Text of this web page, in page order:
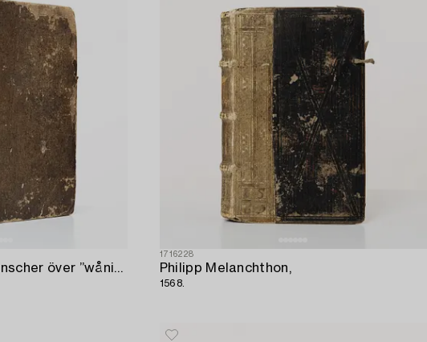
Med 54 graverade planscher över ”wåningshus av sten och träd”,
1716228
Philipp Melanchthon,
1568.